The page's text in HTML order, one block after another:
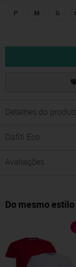
P M G
Detalhes do
Dafiti Eco
Avaliações
Do mesmo estilo
-